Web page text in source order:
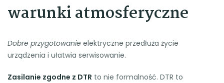
warunki atmosferyczne
Dobre przygotowanie elektryczne przedłuża życie
urządzenia i ułatwia serwisowanie.
Zasilanie zgodne z DTR to nie formalność. DTR to